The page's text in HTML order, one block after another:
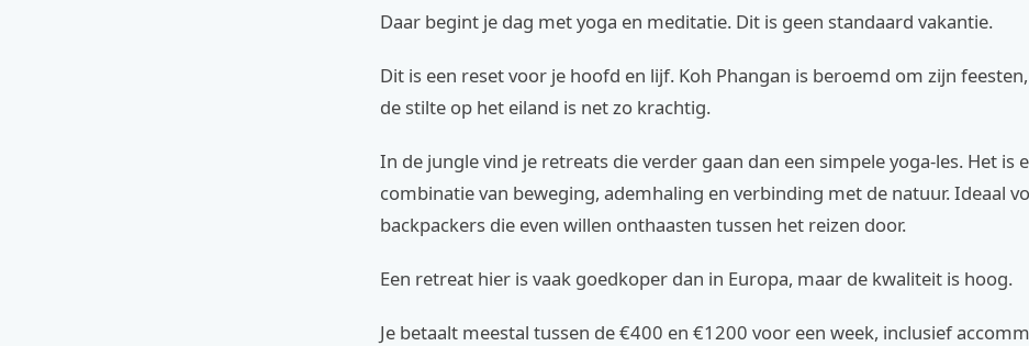
Daar begint je dag met yoga en meditatie. Dit is geen standaard vakantie.
Dit is een reset voor je hoofd en lijf. Koh Phangan is beroemd om zijn
de stilte op het eiland is net zo krachtig.
In de jungle vind je retreats die verder gaan dan een simpele yoga-les. Het is
combinatie van beweging, ademhaling en verbinding met de natuur. Ideaal
backpackers die even willen onthaasten tussen het reizen door.
Een retreat hier is vaak goedkoper dan in Europa, maar de kwaliteit is hoog.
Je betaalt meestal tussen de €400 en €1200 voor een week, inclusief